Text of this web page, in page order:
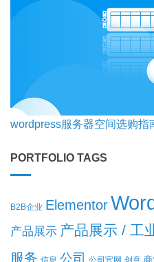
wordpress服务器空间选购指
PORTFOLIO TAGS
B2B企业 Elementor
产品展示 产品展示 / 工
服务 信息 公司 公司官网 创意